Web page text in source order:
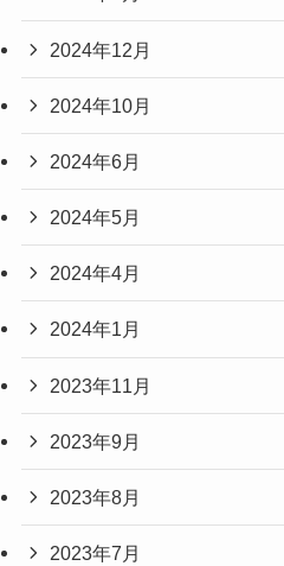
2024年12月
2024年10月
2024年6月
2024年5月
2024年4月
2024年1月
2023年11月
2023年9月
2023年8月
2023年7月